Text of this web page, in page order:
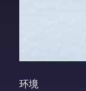
环境